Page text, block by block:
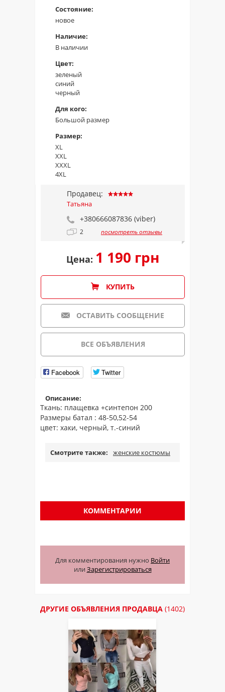
Состояние:
новое
Наличие:
В наличии
Цвет:
зеленый
синий
черный
Для кого:
Большой размер
Размер:
XL
XXL
XXXL
4XL
Продавец:
Татьяна
+380666087836 (viber)
2 посмотреть отзывы
Цена: 1 190 грн
КУПИТЬ
ОСТАВИТЬ СООБЩЕНИЕ
ВСЕ ОБЪЯВЛЕНИЯ
Facebook Twitter
Описание:
Ткань: плащевка +синтепон 200
Размеры батал : 48-50,52-54
цвет: хаки, черный, т.-синий
Смотрите также: женские костюмы
КОММЕНТАРИИ
Для комментирования нужно Войти
или Зарегистрироваться
ДРУГИЕ ОБЪЯВЛЕНИЯ ПРОДАВЦА (1402)